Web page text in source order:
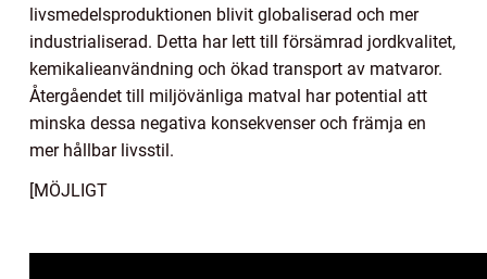
livsmedelsproduktionen blivit globaliserad och mer
industrialiserad. Detta har lett till försämrad jordkvalitet,
kemikalieanvändning och ökad transport av matvaror.
Återgåendet till miljövänliga matval har potential att
minska dessa negativa konsekvenser och främja en
mer hållbar livsstil.
[MÖJLIGT